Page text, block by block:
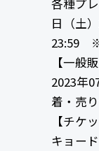
各種プ
日（土
23:59
【一般
2023年
着・売
【チケ
キョー